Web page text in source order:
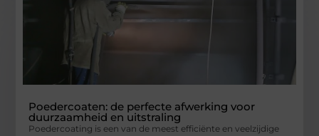
Poedercoaten: de perfecte afwerking voor
duurzaamheid en uitstraling
Poedercoating is een van de meest efficiënte en veelzijdige